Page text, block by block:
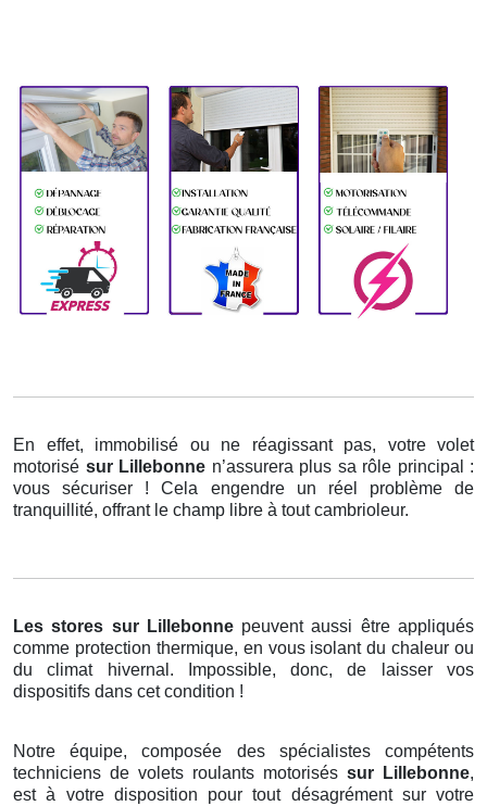
En effet, immobilisé ou ne réagissant pas, votre volet
motorisé sur Lillebonne n’assurera plus sa rôle principal :
vous sécuriser ! Cela engendre un réel problème de
tranquillité, offrant le champ libre à tout cambrioleur.
Les stores sur Lillebonne peuvent aussi être appliqués
comme protection thermique, en vous isolant du chaleur ou
du climat hivernal. Impossible, donc, de laisser vos
dispositifs dans cet condition !
Notre équipe, composée des spécialistes compétents
techniciens de volets roulants motorisés sur Lillebonne,
est à votre disposition pour tout désagrément sur votre